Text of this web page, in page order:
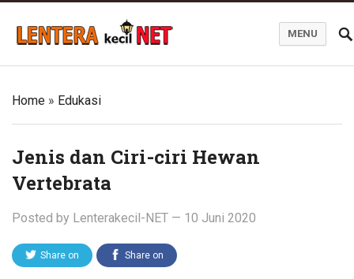
MENU
Home » Edukasi
Jenis dan Ciri-ciri Hewan
Vertebrata
Posted by Lenterakecil-NET — 10 Juni 2020
Share on Share on